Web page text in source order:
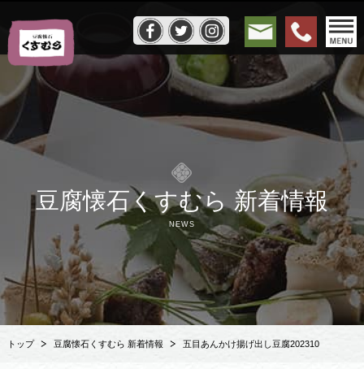
豆腐懐石くすむら 新着情報
NEWS
トップ 豆腐懐石くすむら 新着情報 五目あんかけ揚げ出し豆腐202310